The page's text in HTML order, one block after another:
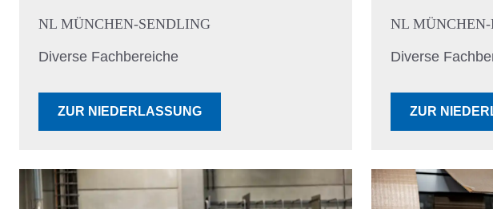
NL MÜNCHEN-SENDLING
Diverse Fachbereiche
ZUR NIEDERLASSUNG
NL
Diverse
ZUR